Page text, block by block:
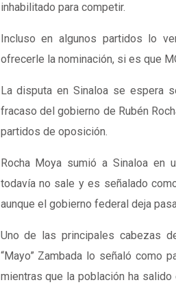
inhabilitado para competir.
Incluso en algunos partidos lo
ofrecerle la nominación, si es que
La disputa en Sinaloa se espera
fracaso del gobierno de Rubén
partidos de oposición.
Rocha Moya sumió a Sinaloa en
todavía no sale y es señalado
aunque el gobierno federal deja
Uno de las principales cabezas
“Mayo” Zambada lo señaló como
mientras que la población ha